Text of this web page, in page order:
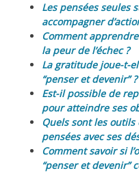
Les pensées seules
accompagner
Comment
la peur de l’échec ?
La gratitude joue-t-
“penser et devenir” ?
Est-il possible de
pour atteindre ses
Quels sont les
pensées avec ses
Comment savoir si
“penser et devenir”